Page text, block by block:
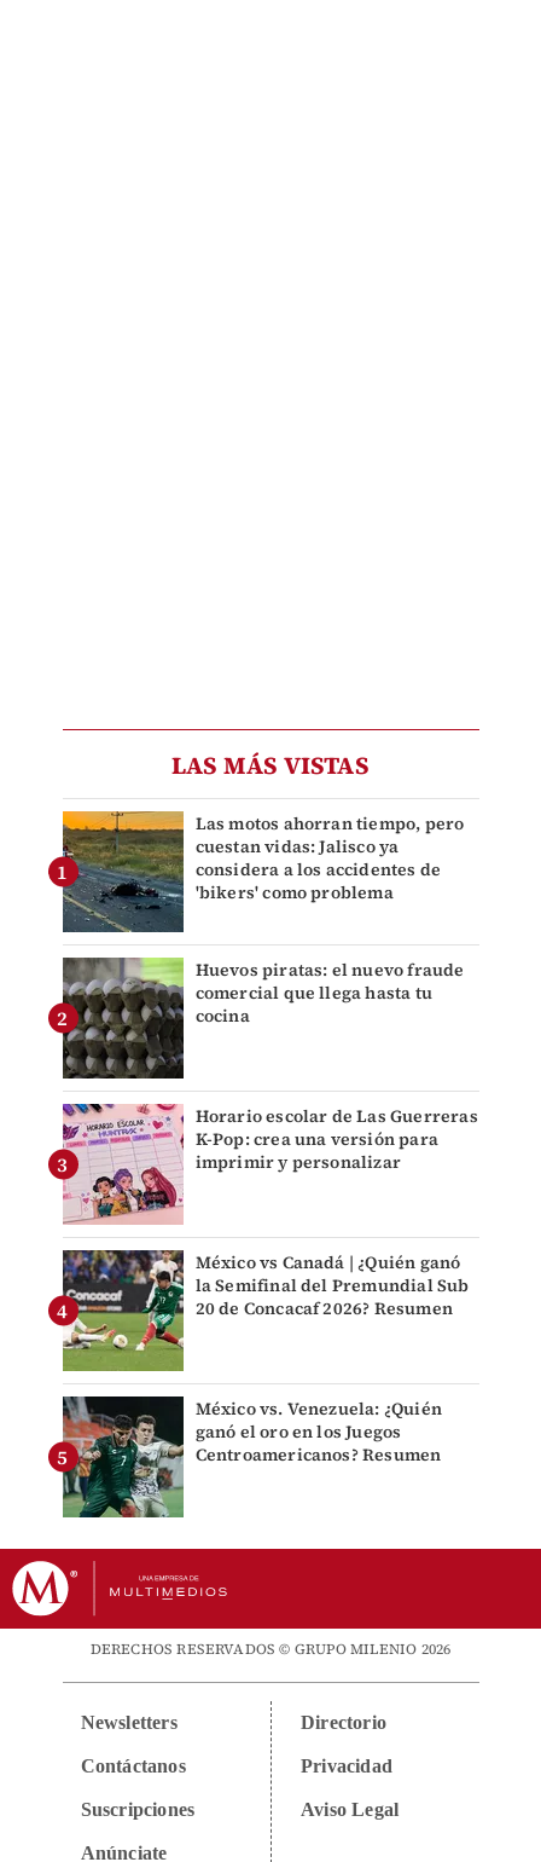
LAS MÁS VISTAS
Las motos ahorran tiempo, pero
cuestan vidas: Jalisco ya
considera a los accidentes de
'bikers' como problema
Huevos piratas: el nuevo fraude
comercial que llega hasta tu
cocina
Horario escolar de Las Guerreras
K-Pop: crea una versión para
imprimir y personalizar
México vs Canadá | ¿Quién ganó
la Semifinal del Premundial Sub
20 de Concacaf 2026? Resumen
México vs. Venezuela: ¿Quién
ganó el oro en los Juegos
Centroamericanos? Resumen
DERECHOS RESERVADOS © GRUPO MILENIO 2026
Newsletters
Contáctanos
Suscripciones
Anúnciate
Directorio
Privacidad
Aviso Legal